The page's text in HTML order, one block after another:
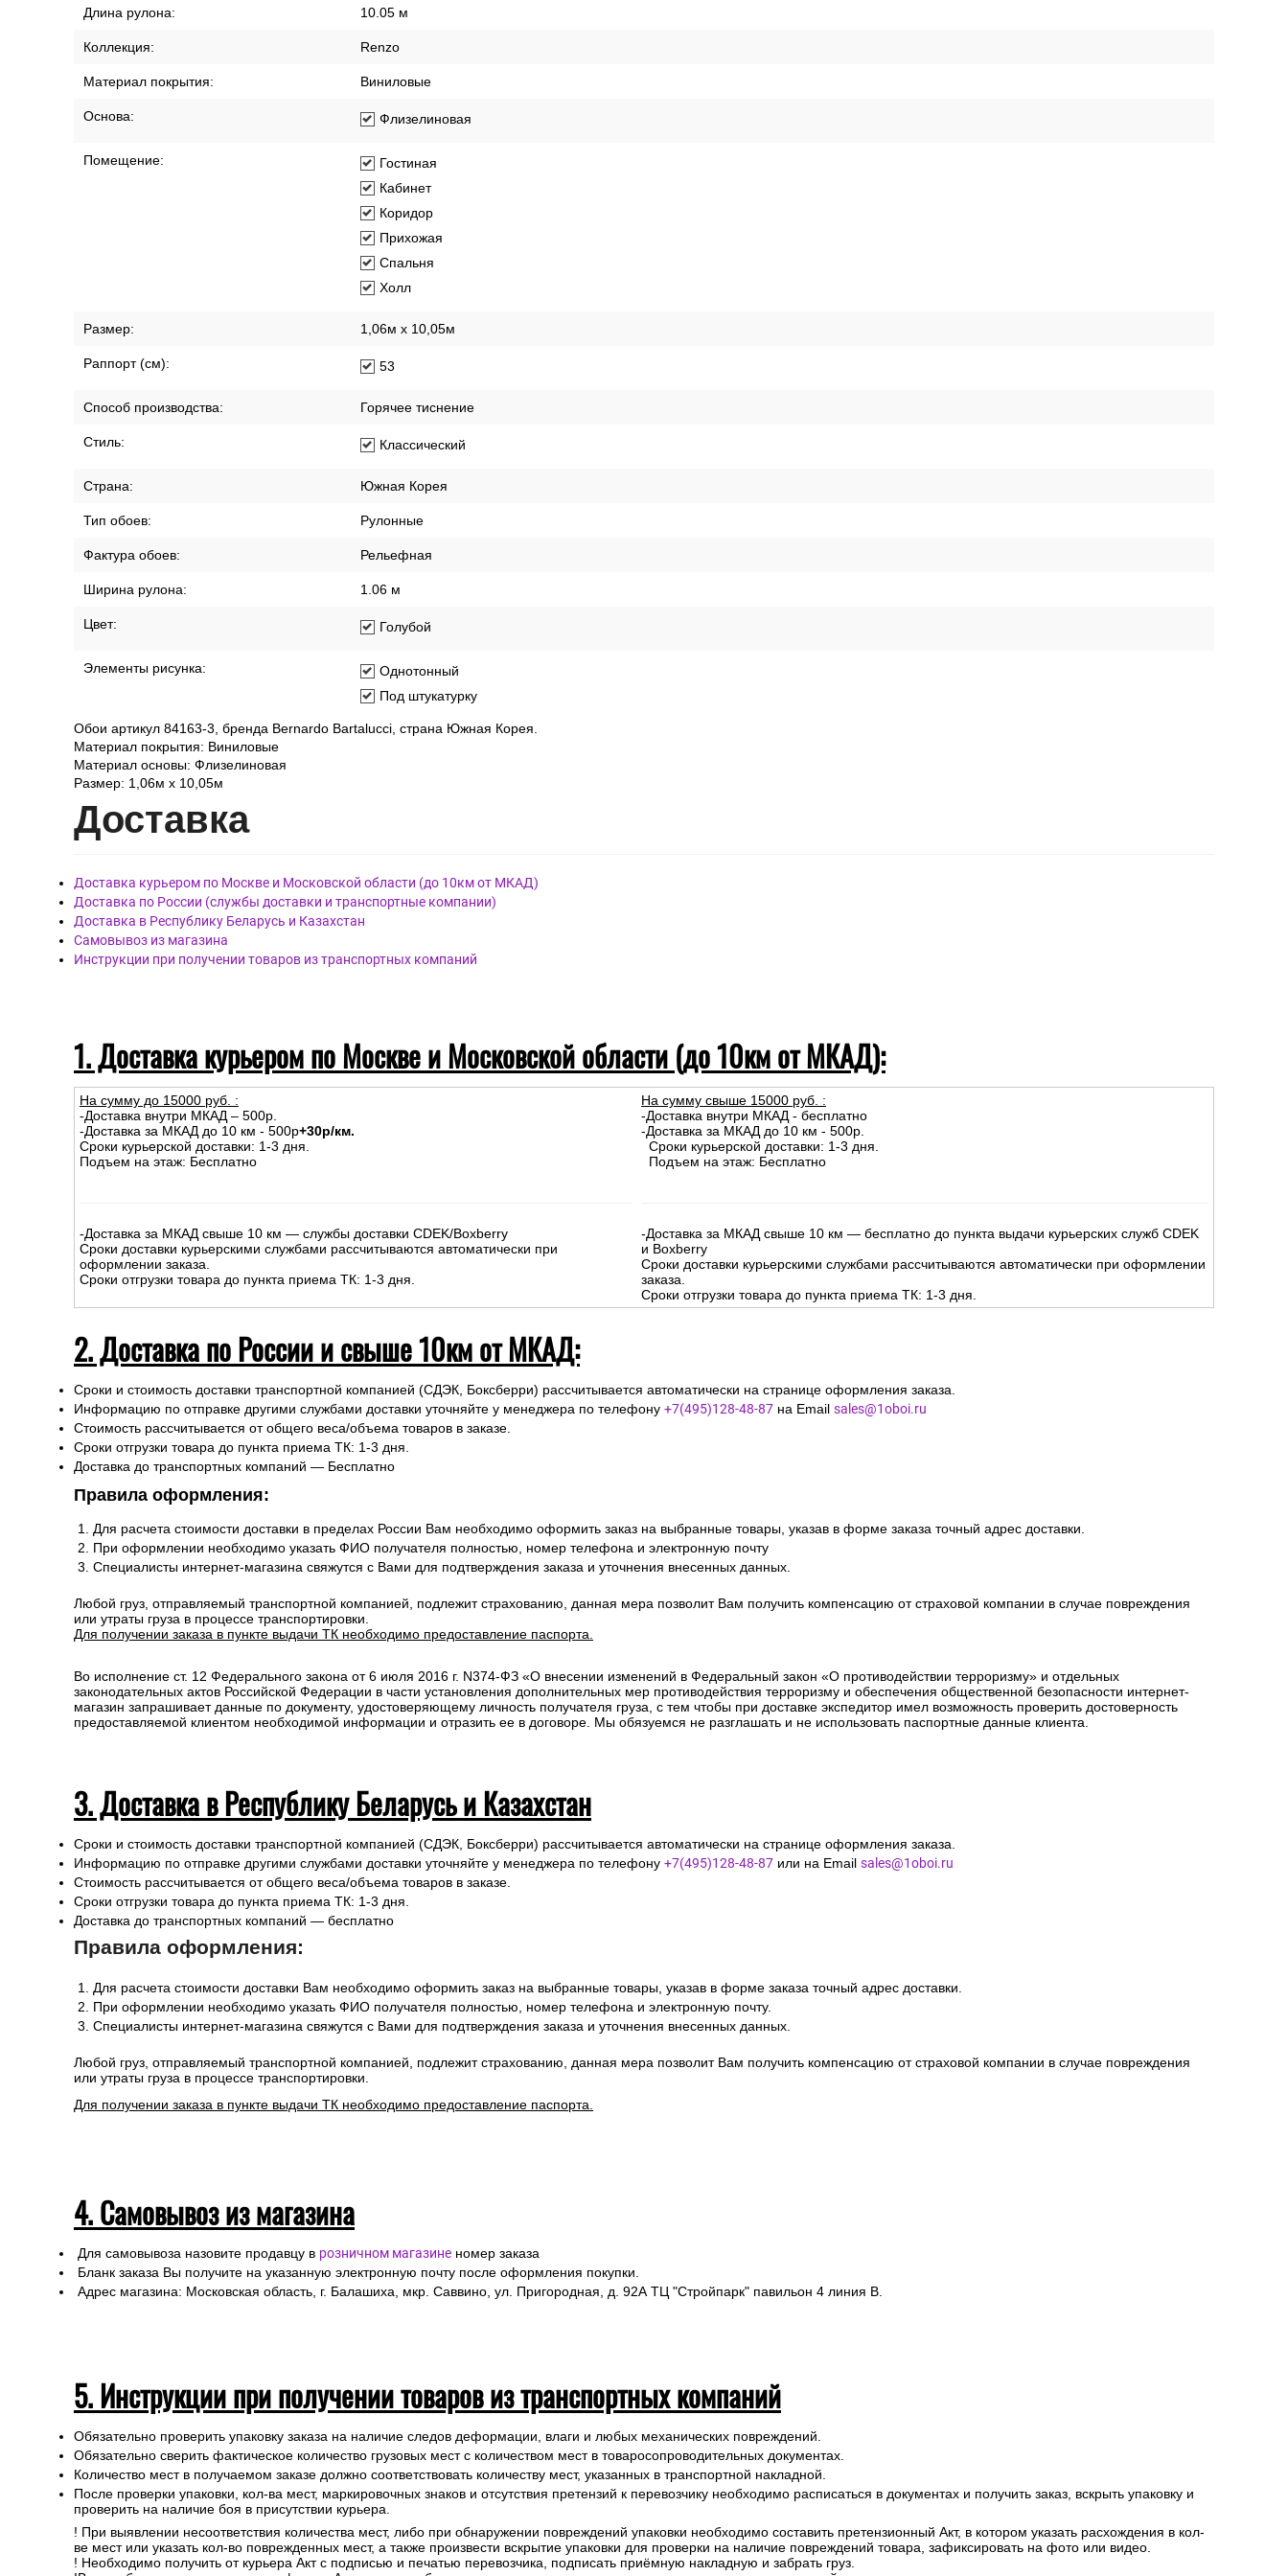
Длина рулона: 10.05 м
Коллекция: Renzo
Материал покрытия: Виниловые
Основа: Флизелиновая
Помещение:
Гостиная
Кабинет
Коридор
Прихожая
Спальня
Холл
Размер: 1,06м х 10,05м
Раппорт (см): 53
Способ производства: Горячее тиснение
Стиль: Классический
Страна: Южная Корея
Тип обоев: Рулонные
Фактура обоев: Рельефная
Ширина рулона: 1.06 м
Цвет: Голубой
Элементы рисунка:
Однотонный
Под штукатурку
Обои артикул 84163-3, бренда Bernardo Bartalucci, страна Южная Корея.
Материал покрытия: Виниловые
Материал основы: Флизелиновая
Размер: 1,06м х 10,05м
Доставка
Доставка курьером по Москве и Московской области (до 10км от МКАД)
Доставка по России (службы доставки и транспортные компании)
Доставка в Республику Беларусь и Казахстан
Самовывоз из магазина
Инструкции при получении товаров из транспортных компаний
1. Доставка курьером по Москве и Московской области (до 10км от МКАД):
На сумму до 15000 руб. :
-Доставка внутри МКАД – 500р.
-Доставка за МКАД до 10 км - 500р+30р/км.
Сроки курьерской доставки: 1-3 дня.
Подъем на этаж: Бесплатно
-Доставка за МКАД свыше 10 км — службы доставки CDEK/Boxberry
Сроки доставки курьерскими службами рассчитываются автоматически при
оформлении заказа.
Сроки отгрузки товара до пункта приема ТК: 1-3 дня.
На сумму свыше 15000 руб. :
-Доставка внутри МКАД - бесплатно
-Доставка за МКАД до 10 км - 500р.
Сроки курьерской доставки: 1-3 дня.
Подъем на этаж: Бесплатно
-Доставка за МКАД свыше 10 км — бесплатно до пункта выдачи курьерских служб CDEK
и Boxberry
Сроки доставки курьерскими службами рассчитываются автоматически при оформлении
заказа.
Сроки отгрузки товара до пункта приема ТК: 1-3 дня.
2. Доставка по России и свыше 10км от МКАД:
Сроки и стоимость доставки транспортной компанией (СДЭК, Боксберри) рассчитывается автоматически на странице оформления заказа.
Информацию по отправке другими службами доставки уточняйте у менеджера по телефону +7(495)128-48-87 на Email sales@1oboi.ru
Стоимость рассчитывается от общего веса/объема товаров в заказе.
Сроки отгрузки товара до пункта приема ТК: 1-3 дня.
Доставка до транспортных компаний — Бесплатно
Правила оформления:
Для расчета стоимости доставки в пределах России Вам необходимо оформить заказ на выбранные товары, указав в форме заказа точный адрес доставки.
При оформлении необходимо указать ФИО получателя полностью, номер телефона и электронную почту
Специалисты интернет-магазина свяжутся с Вами для подтверждения заказа и уточнения внесенных данных.
Любой груз, отправляемый транспортной компанией, подлежит страхованию, данная мера позволит Вам получить компенсацию от страховой компании в случае повреждения
или утраты груза в процессе транспортировки.
Для получении заказа в пункте выдачи ТК необходимо предоставление паспорта.
Во исполнение ст. 12 Федерального закона от 6 июля 2016 г. N374-ФЗ «О внесении изменений в Федеральный закон «О противодействии терроризму» и отдельных
законодательных актов Российской Федерации в части установления дополнительных мер противодействия терроризму и обеспечения общественной безопасности интернет-
магазин запрашивает данные по документу, удостоверяющему личность получателя груза, с тем чтобы при доставке экспедитор имел возможность проверить достоверность
предоставляемой клиентом необходимой информации и отразить ее в договоре. Мы обязуемся не разглашать и не использовать паспортные данные клиента.
3. Доставка в Республику Беларусь и Казахстан
Сроки и стоимость доставки транспортной компанией (СДЭК, Боксберри) рассчитывается автоматически на странице оформления заказа.
Информацию по отправке другими службами доставки уточняйте у менеджера по телефону +7(495)128-48-87 или на Email sales@1oboi.ru
Стоимость рассчитывается от общего веса/объема товаров в заказе.
Сроки отгрузки товара до пункта приема ТК: 1-3 дня.
Доставка до транспортных компаний — бесплатно
Правила оформления:
Для расчета стоимости доставки Вам необходимо оформить заказ на выбранные товары, указав в форме заказа точный адрес доставки.
При оформлении необходимо указать ФИО получателя полностью, номер телефона и электронную почту.
Специалисты интернет-магазина свяжутся с Вами для подтверждения заказа и уточнения внесенных данных.
Любой груз, отправляемый транспортной компанией, подлежит страхованию, данная мера позволит Вам получить компенсацию от страховой компании в случае повреждения
или утраты груза в процессе транспортировки.
Для получении заказа в пункте выдачи ТК необходимо предоставление паспорта.
4. Самовывоз из магазина
Для самовывоза назовите продавцу в розничном магазине номер заказа
Бланк заказа Вы получите на указанную электронную почту после оформления покупки.
Адрес магазина: Московская область, г. Балашиха, мкр. Саввино, ул. Пригородная, д. 92А ТЦ "Стройпарк" павильон 4 линия В.
5. Инструкции при получении товаров из транспортных компаний
Обязательно проверить упаковку заказа на наличие следов деформации, влаги и любых механических повреждений.
Обязательно сверить фактическое количество грузовых мест с количеством мест в товаросопроводительных документах.
Количество мест в получаемом заказе должно соответствовать количеству мест, указанных в транспортной накладной.
После проверки упаковки, кол-ва мест, маркировочных знаков и отсутствия претензий к перевозчику необходимо расписаться в документах и получить заказ, вскрыть упаковку и
проверить на наличие боя в присутствии курьера.
! При выявлении несоответствия количества мест, либо при обнаружении повреждений упаковки необходимо составить претензионный Акт, в котором указать расхождения в кол-
ве мест или указать кол-во поврежденных мест, а также произвести вскрытие упаковки для проверки на наличие повреждений товара, зафиксировать на фото или видео.
! Необходимо получить от курьера Акт с подписью и печатью перевозчика, подписать приёмную накладную и забрать груз.